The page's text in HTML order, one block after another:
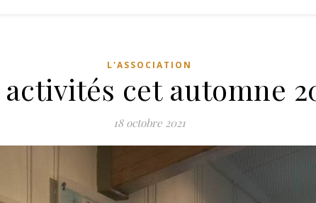
L'ASSOCIATION
activités cet automne
18 octobre 2021